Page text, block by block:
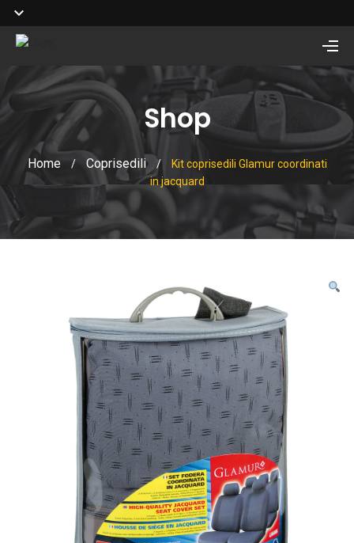
Shop
Home / Coprisedili /
Kit coprisedili Glamur coordinati
in jacquard